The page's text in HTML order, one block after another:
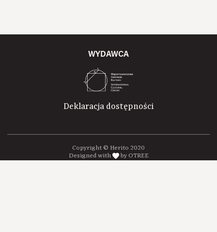
WYDAWCA
Deklaracja dostępności
Copyright © Herito 2020
Designed with
by OTREE